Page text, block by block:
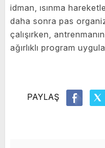
idman, ısınma
daha sonra pas
çalışırken,
ağırlıklı program
PAYLAŞ